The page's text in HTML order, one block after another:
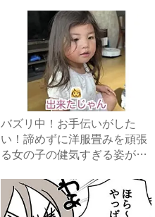
バズリ中！お手伝いがした
い！諦めずに洋服畳みを頑張
る女の子の健気すぎる姿がた